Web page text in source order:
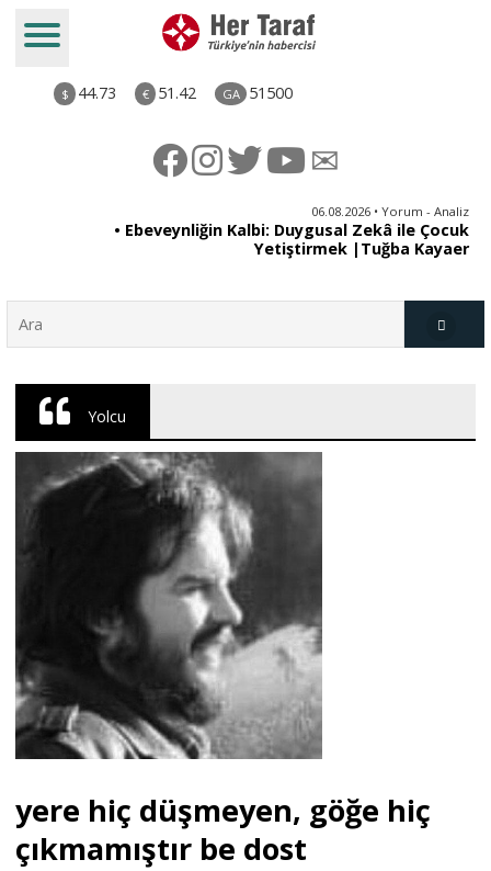
$ 44.73 € 51.42 GA 51500
06.08.2026 • Yorum - Analiz
• Ebeveynliğin Kalbi: Duygusal Zekâ ile Çocuk
Yetiştirmek |Tuğba Kayaer
Derkenar
Sivil Toplum
Kültür - Sanat
Ekonomi
Dünya
Yorum - Analiz
Yolcu
yere hiç düşmeyen, göğe hiç
çıkmamıştır be dost